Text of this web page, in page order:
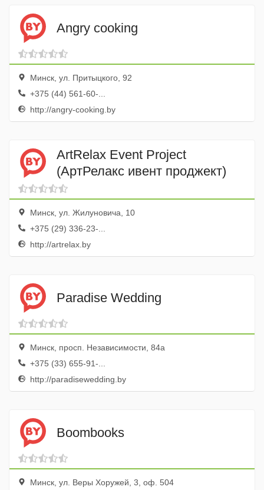
Angry сooking
Минск, ул. Притыцкого, 92
+375 (44) 561-60-...
http://angry-cooking.by
ArtRelax Event Project
(АртРелакс ивент проджект)
Минск, ул. Жилуновича, 10
+375 (29) 336-23-...
http://artrelax.by
Paradise Wedding
Минск, просп. Независимости, 84а
+375 (33) 655-91-...
http://paradisewedding.by
Boombooks
Минск, ул. Веры Хоружей, 3, оф. 504